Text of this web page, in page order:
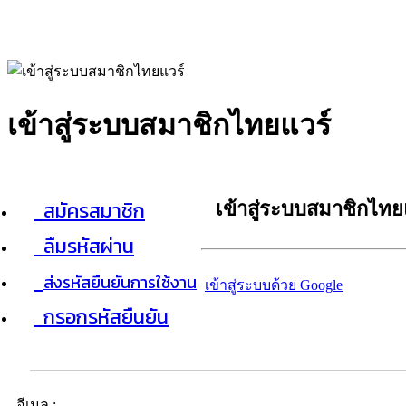
เข้าสู่ระบบสมาชิกไทยแวร์
สมัครสมาชิก
ลืมรหัสผ่าน
ส่งรหัสยืนยันการใช้งาน
กรอกรหัสยืนยัน
เข้าสู่ระบบสมาชิกไท
เข้าสู่ระบบด้วย Google